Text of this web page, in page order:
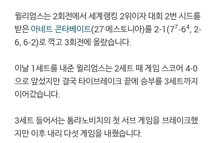
윌리엄스는 2회전에서 세계랭킹 2위이자 대회 2번 시드를
받은아네트 콘타베이트(27·에스토니아)를 2-1(77-64, 2-
6, 6-2)로 꺽고 3회전에 올랐습니다.
이날 1세트를 내준 윌리엄스는 2세트 때 게임 스코어 4-0
으로 앞섰지만 결국 타이브레이크 끝에 승부를 3세트까지
이어갔습니다.
3세트 들어서는 톰랴노비치의 첫 서브 게임을 브레이크했
지만 이후 내리 다섯 게임을 내줬습니다.